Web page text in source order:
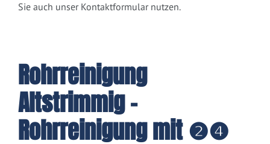
Sie auch unser Kontaktformular nutzen.
Rohrreinigung
Altstrimmig -
Rohrreinigung mit ❷❹